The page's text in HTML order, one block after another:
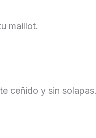
maillot.
ceñido y sin solapas.